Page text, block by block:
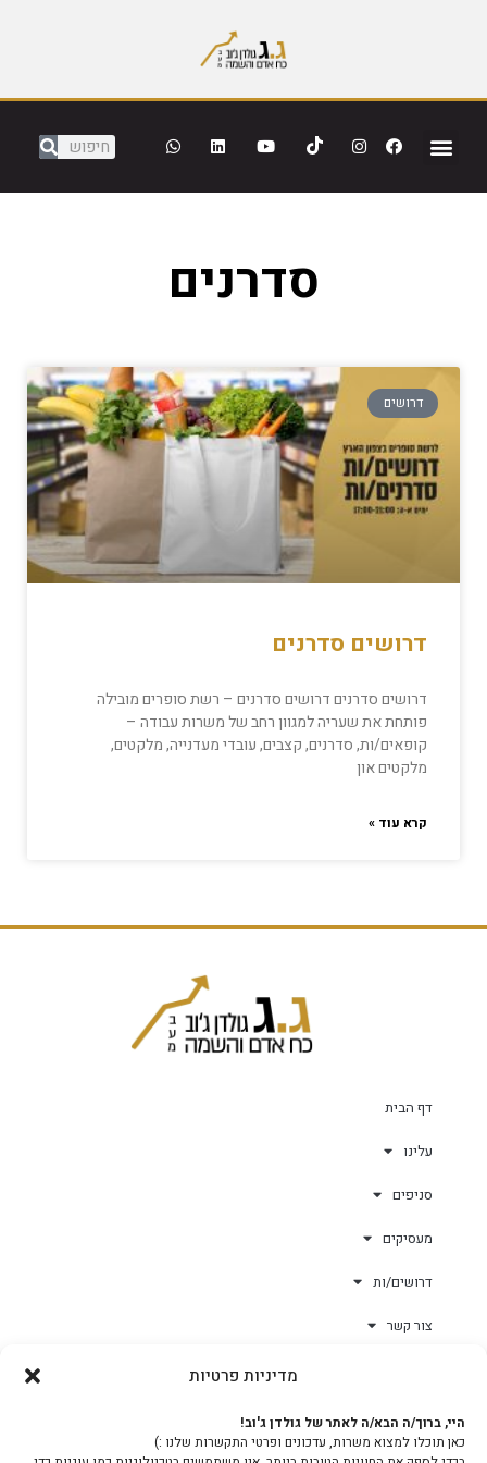
מדיניות פרטיות
היי, ברוך/ה הבא/ה לאתר של גולדן ג'וב!
כאן תוכלו למצוא משרות, עדכונים ופרטי התקשרות שלנו :)
סדרנים
דרושים
דרושים סדרנים
דרושים סדרנים דרושים סדרנים – רשת סופרים מובילה
פותחת את שעריה למגוון רחב של משרות עבודה –
קופאים/ות, סדרנים, קצבים, עובדי מעדנייה, מלקטים,
מלקטים און
קרא עוד »
דף הבית
עלינו
סניפים
מעסיקים
דרושים/ות
צור קשר
צוות